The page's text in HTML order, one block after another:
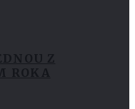
Z
ROKA